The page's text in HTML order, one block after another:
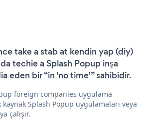
take a stab at kendin yap (diy)
techie a Splash Popup inşa
eden bir “in 'no time'” sahibidir.
foreign companies uygulama
Splash Popup uygulamaları veya
çalışır.